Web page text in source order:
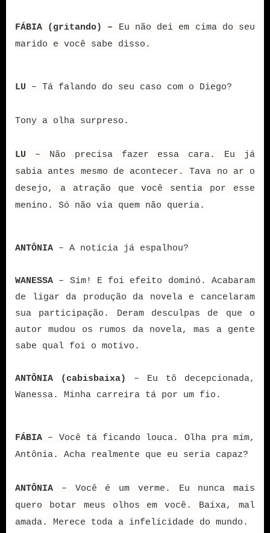
FÁBIA (gritando) – Eu não dei em cima do seu
marido e você sabe disso.
LU – Tá falando do seu caso com o Diego?
Tony a olha surpreso.
LU – Não precisa fazer essa cara. Eu já
sabia antes mesmo de acontecer. Tava no ar o
desejo, a atração que você sentia por esse
menino. Só não via quem não queria.
ANTÔNIA – A notícia já espalhou?
WANESSA – Sim! E foi efeito dominó. Acabaram
de ligar da produção da novela e cancelaram
sua participação. Deram desculpas de que o
autor mudou os rumos da novela, mas a gente
sabe qual foi o motivo.
ANTÔNIA (cabisbaixa)
– Eu tô decepcionada,
Wanessa. Minha carreira tá por um fio.
FÁBIA – Você tá ficando louca. Olha pra mim,
Antônia. Acha realmente que eu seria capaz?
ANTÔNIA – Você é um verme. Eu nunca mais
quero botar meus olhos em você. Baixa, mal
amada. Merece toda a infelicidade do mundo.